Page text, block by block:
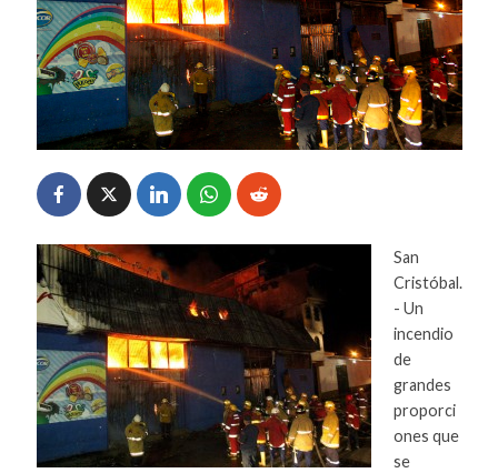
San
Cristóbal.
- Un
incendio
de
grandes
proporci
ones que
se